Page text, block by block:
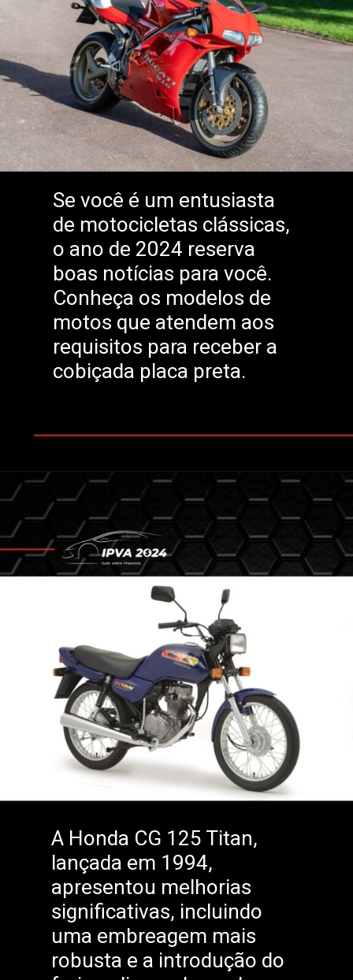
Se você é um entusiasta
de motocicletas clássicas,
o ano de 2024 reserva
boas notícias para você.
Conheça os modelos de
motos que atendem aos
requisitos para receber a
cobiçada placa preta.
A Honda CG 125 Titan,
lançada em 1994,
apresentou melhorias
significativas, incluindo
uma embreagem mais
robusta e a introdução do